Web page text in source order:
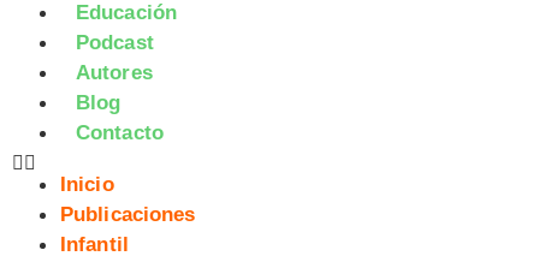
Educación
Podcast
Autores
Blog
Contacto
Inicio
Publicaciones
Infantil